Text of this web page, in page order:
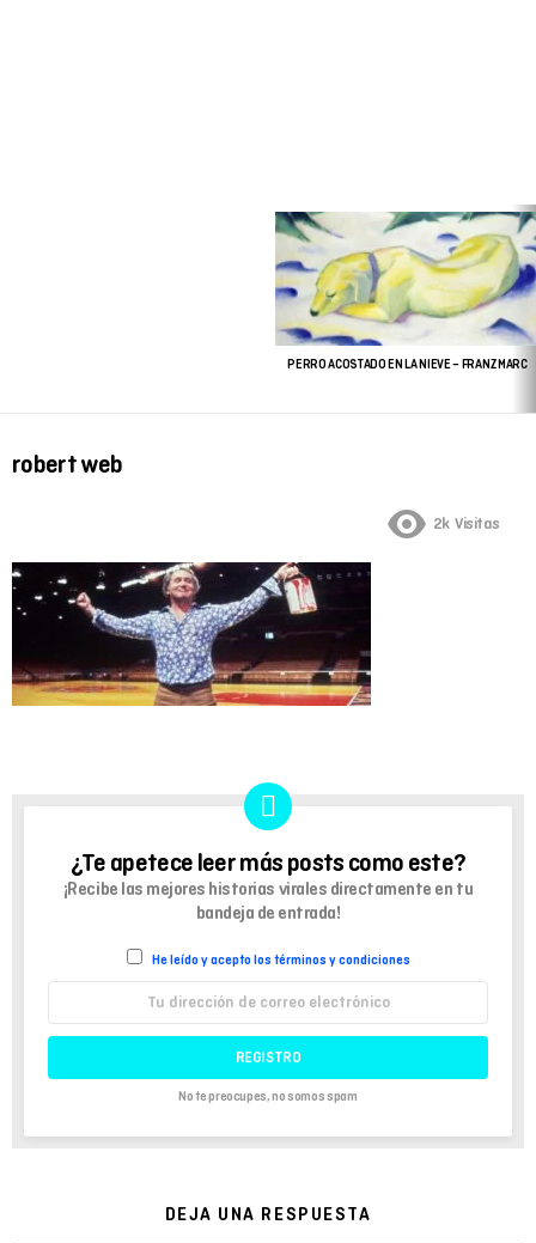
PERRO ACOSTADO EN LA NIEVE – FRANZ MARC
robert web
2k Visitas
NEWSLETTER
¿Te apetece leer más posts como este?
¡Recibe las mejores historias virales directamente en tu
bandeja de entrada!
He leído y acepto los términos y condiciones
correo
No te preocupes, no somos spam
DEJA UNA RESPUESTA